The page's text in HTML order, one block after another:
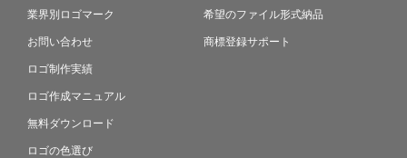
業界別ロゴマーク
お問い合わせ
ロゴ制作実績
ロゴ作成マニュアル
無料ダウンロード
ロゴの色選び
希望のファイル形式納品
商標登録サポート